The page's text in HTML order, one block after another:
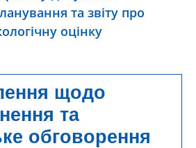
та звіту про
оцінку
щодо
та
обговорення